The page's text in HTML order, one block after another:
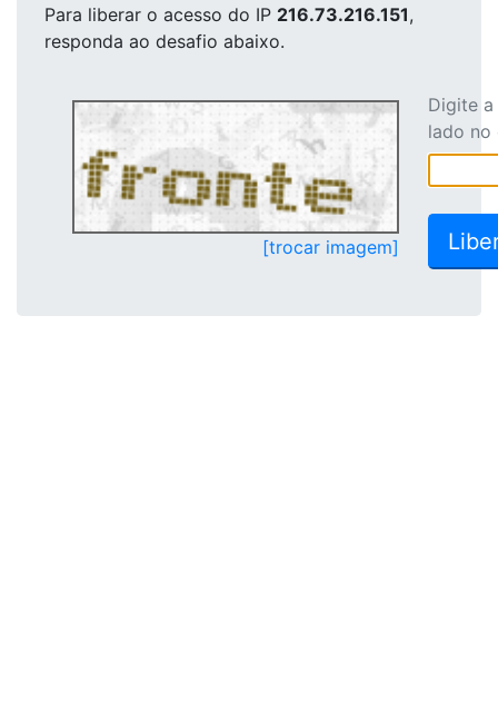
Para liberar o acesso do IP 216.73.216.151,
responda ao desafio abaixo.
[trocar imagem]
Digite
lado no